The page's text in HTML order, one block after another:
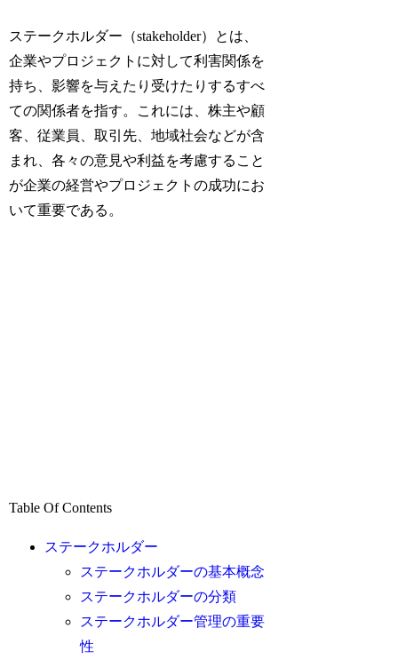
ステークホルダー（stakeholder）とは、
企業やプロジェクトに対して利害関係を
持ち、影響を与えたり受けたりするすべ
ての関係者を指す。これには、株主や顧
客、従業員、取引先、地域社会などが含
まれ、各々の意見や利益を考慮すること
が企業の経営やプロジェクトの成功にお
いて重要である。
Table Of Contents
ステークホルダー
ステークホルダーの基本概念
ステークホルダーの分類
ステークホルダー管理の重要
性